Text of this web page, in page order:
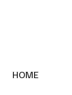
HOME